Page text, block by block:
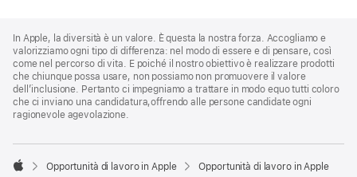
Footer
In Apple, la diversità è un valore. È questa la nostra forza. Accogliamo e
valorizziamo ogni tipo di differenza: nel modo di essere e di pensare, così
come nel percorso di vita. E poiché il nostro obiettivo è realizzare prodotti
che chiunque possa usare, non possiamo non promuovere il valore
dell’inclusione. Pertanto ci impegniamo a trattare in modo equo tutti coloro
che ci inviano una candidatura,offrendo alle persone candidate ogni
ragionevole agevolazione.

Opportunità di lavoro in Apple Opportunità di lavoro in Apple